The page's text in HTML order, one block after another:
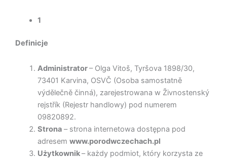
1
Definicje
Administrator– Olga Vitoš, Tyršova 1898/30,
73401 Karvina, OSVČ (Osoba samostatně
výdělečně činná), zarejestrowana w Živnostenský
rejstřík (Rejestr handlowy) pod numerem
09820892.
Strona– strona internetowa dostępna pod
adresem www.porodwczechach.pl
Użytkownik– każdy podmiot, który korzysta ze